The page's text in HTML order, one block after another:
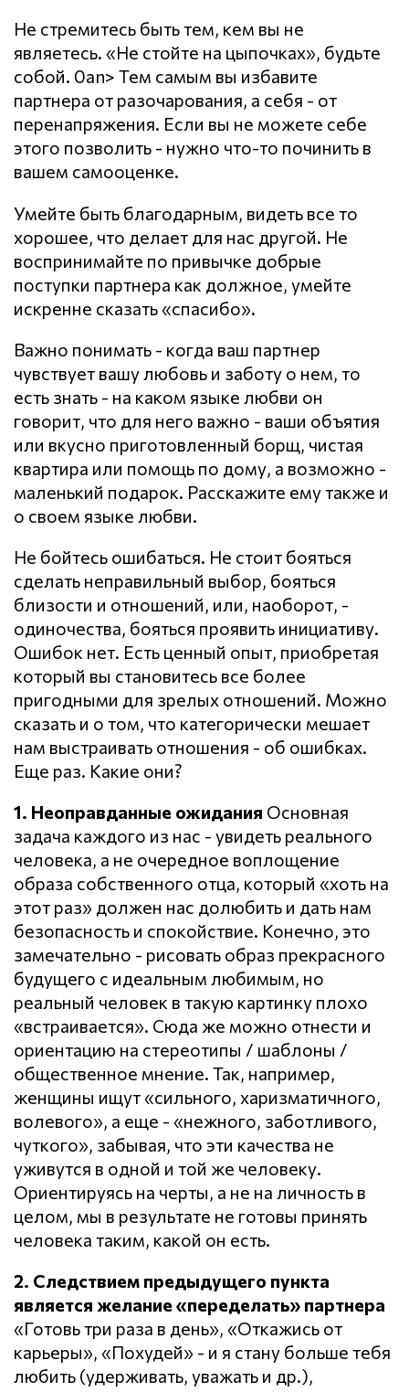
Не стремитесь быть тем, кем вы не
являетесь. «Не стойте на цыпочках», будьте
собой. 0an> Тем самым вы избавите
партнера от разочарования, а себя - от
перенапряжения. Если вы не можете себе
этого позволить - нужно что-то починить в
вашем самооценке.
Умейте быть благодарным, видеть все то
хорошее, что делает для нас другой. Не
воспринимайте по привычке добрые
поступки партнера как должное, умейте
искренне сказать «спасибо».
Важно понимать - когда ваш партнер
чувствует вашу любовь и заботу о нем, то
есть знать - на каком языке любви он
говорит, что для него важно - ваши объятия
или вкусно приготовленный борщ, чистая
квартира или помощь по дому, а возможно -
маленький подарок. Расскажите ему также и
о своем языке любви.
Не бойтесь ошибаться. Не стоит бояться
сделать неправильный выбор, бояться
близости и отношений, или, наоборот, -
одиночества, бояться проявить инициативу.
Ошибок нет. Есть ценный опыт, приобретая
который вы становитесь все более
пригодными для зрелых отношений. Можно
сказать и о том, что категорически мешает
нам выстраивать отношения - об ошибках.
Еще раз. Какие они?
1. Неоправданные ожидания Основная
задача каждого из нас - увидеть реального
человека, а не очередное воплощение
образа собственного отца, который «хоть на
этот раз» должен нас долюбить и дать нам
безопасность и спокойствие. Конечно, это
замечательно - рисовать образ прекрасного
будущего с идеальным любимым, но
реальный человек в такую картинку плохо
«встраивается». Сюда же можно отнести и
ориентацию на стереотипы / шаблоны /
общественное мнение. Так, например,
женщины ищут «сильного, харизматичного,
волевого», а еще - «нежного, заботливого,
чуткого», забывая, что эти качества не
уживутся в одной и той же человеку.
Ориентируясь на черты, а не на личность в
целом, мы в результате не готовы принять
человека таким, какой он есть.
2. Следствием предыдущего пункта
является желание «переделать» партнера
«Готовь три раза в день», «Откажись от
карьеры», «Похудей» - и я стану больше тебя
любить (удерживать, уважать и др.),